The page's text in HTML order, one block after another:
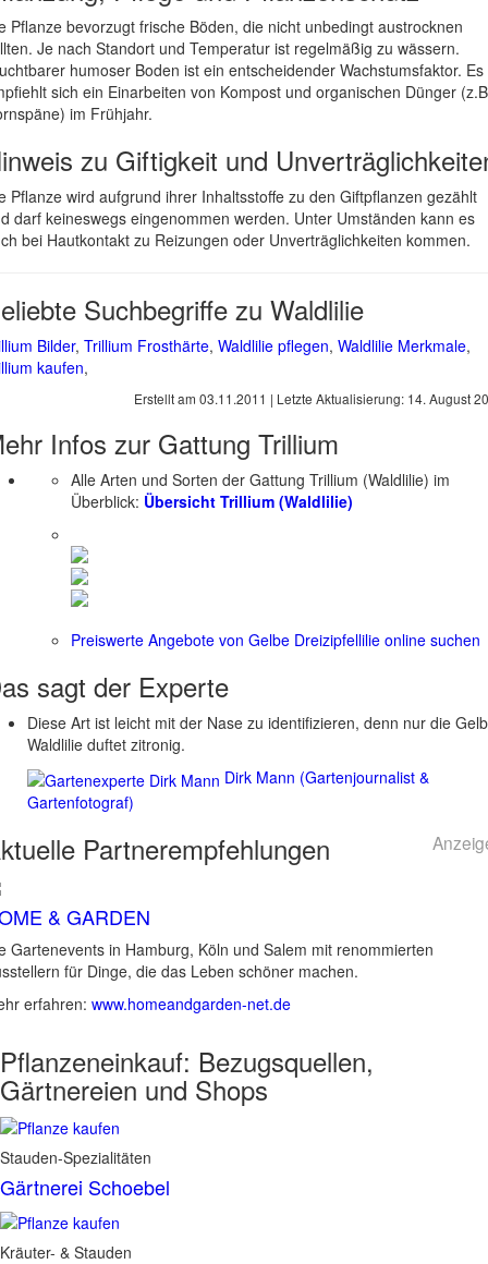
Pflanze bevorzugt frische Böden, die nicht unbedingt austrocknen
Je nach Standort und Temperatur ist regelmäßig zu wässern.
humoser Boden ist ein entscheidender Wachstumsfaktor. Es
sich ein Einarbeiten von Kompost und organischen Dünger
im Frühjahr.
zu Giftigkeit und
Pflanze wird aufgrund ihrer Inhaltsstoffe zu den Giftpflanzen gezählt
darf keineswegs eingenommen werden. Unter Umständen kann es
bei Hautkontakt zu Reizungen oder Unverträglichkeiten kommen.
Suchbegriffe zu Waldlilie
Bilder, Trillium Frosthärte, Waldlilie pflegen, Waldlilie Merkmale,
kaufen,
Erstellt am 03.11.2011 | Letzte Aktualisierung: 14. August
Infos zur Gattung Trillium
Alle Arten und Sorten der Gattung Trillium (Waldlilie) im
Überblick: Übersicht Trillium (Waldlilie)
Preiswerte Angebote von Gelbe Dreizipfellilie online suchen
sagt der Experte
Diese Art ist leicht mit der Nase zu identifizieren, denn nur die
Waldlilie duftet zitronig.
Dirk Mann (Gartenjournalist &
Gartenfotograf)
Partnerempfehlungen
& GARDEN
Gartenevents in Hamburg, Köln und Salem mit renommierten
für Dinge, die das Leben schöner machen.
erfahren: www.homeandgarden-net.de
Pflanzeneinkauf: Bezugsquellen,
Gärtnereien und Shops
Stauden-Spezialitäten
Gärtnerei Schoebel
Kräuter- & Stauden